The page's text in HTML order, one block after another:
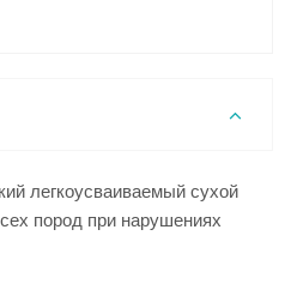
легкоусваиваемый сухой
пород при нарушениях